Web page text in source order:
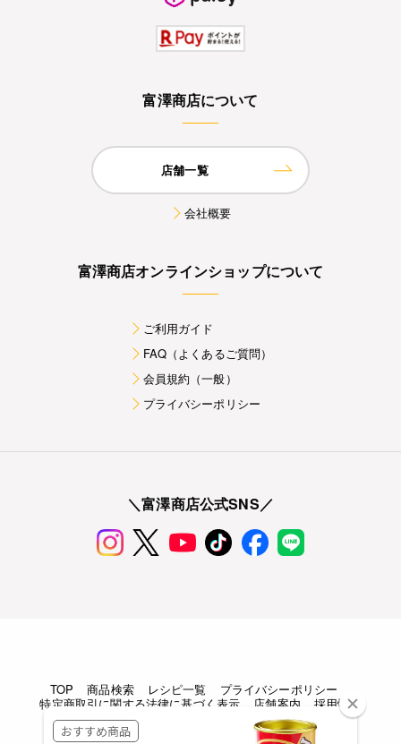
富澤商店について
店舗一覧
会社概要
富澤商店オンラインショップについて
ご利用ガイド
FAQ（よくあるご質問）
会員規約（一般）
プライバシーポリシー
＼富澤商店公式SNS／
TOP 商品検索 レシピ一覧
プライバシーポリシー
特定商取引に関する法律に基づく表示
店舗案内 採用情報